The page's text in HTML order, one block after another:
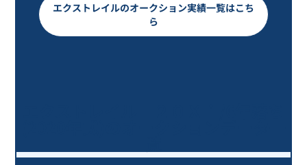
エクストレイルのオークション実績一覧はこち
ら